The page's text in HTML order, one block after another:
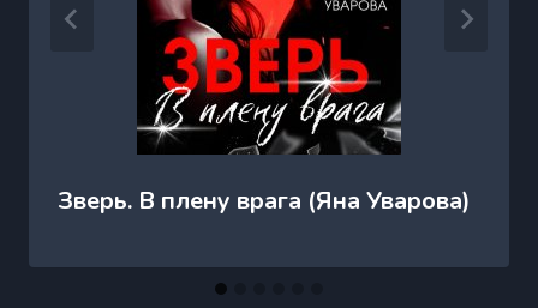
Зверь. В плену врага (Яна Уварова)